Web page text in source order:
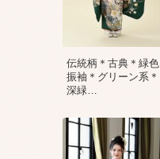
伝統柄＊古典＊緑色
振袖＊グリーン系＊
深緑…